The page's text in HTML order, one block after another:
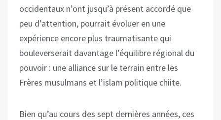
occidentaux n’ont jusqu’à présent accordé que
peu d’attention, pourrait évoluer en une
expérience encore plus traumatisante qui
bouleverserait davantage l’équilibre régional du
pouvoir : une alliance sur le terrain entre les
Frères musulmans et l’islam politique chiite.
Bien qu’au cours des sept dernières années, ces